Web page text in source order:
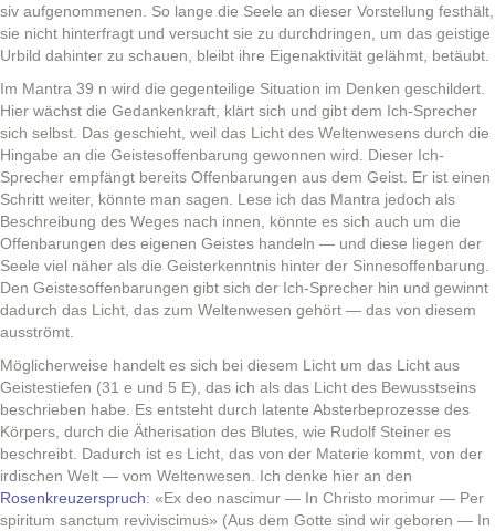
siv aufgenomme­nen. So lange die Seele an dieser Vorstel­lung fes­thält,
sie nicht hin­ter­fragt und ver­sucht sie zu durch­drin­gen, um das geistige
Urbild dahin­ter zu schauen, bleibt ihre Eige­nak­tiv­ität gelähmt, betäubt.
Im Mantra 39 n wird die gegen­teilige Sit­u­a­tion im Denken geschildert.
Hier wächst die Gedankenkraft, klärt sich und gibt dem Ich-Sprech­er
sich selb­st. Das geschieht, weil das Licht des Wel­tenwe­sens durch die
Hingabe an die Geis­te­sof­fen­barung gewon­nen wird. Dieser Ich-
Sprech­er empfängt bere­its Offen­barun­gen aus dem Geist. Er ist einen
Schritt weit­er, kön­nte man sagen. Lese ich das Mantra jedoch als
Beschrei­bung des Weges nach innen, kön­nte es sich auch um die
Offen­barun­gen des eige­nen Geistes han­deln — und diese liegen der
Seele viel näher als die Geis­terken­nt­nis hin­ter der Sin­nesof­fen­barung.
Den Geis­te­sof­fen­barun­gen gibt sich der Ich-Sprech­er hin und gewin­nt
dadurch das Licht, das zum Wel­tenwe­sen gehört — das von diesem
ausströmt.
Möglicher­weise han­delt es sich bei diesem Licht um das Licht aus
Geis­testiefen (31 e und 5 E), das ich als das Licht des Bewusst­seins
beschrieben habe. Es entste­ht durch latente Abster­be­prozesse des
Kör­pers, durch die Ätheri­sa­tion des Blutes, wie Rudolf Stein­er es
beschreibt. Dadurch ist es Licht, das von der Materie kommt, von der
irdis­chen Welt — vom Wel­tenwe­sen. Ich denke hier an den
Rosenkreuzer­spruch: «Ex deo nascimur — In Chris­to morimur — Per
spir­i­tum sanc­tum reviviscimus» (Aus dem Gotte sind wir geboren — In